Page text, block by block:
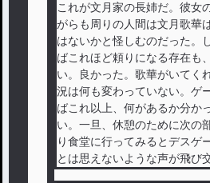
これが文月家の長姉だ。彼女
がらも周りの人間は文月歌華
はないかと怪しむのだった。
ばこれほど頼りになる存在も
い。良かった。歌華がいてく
況は何も変わっていない。ゲ
ばこれ以上、何があるか分か
い。一旦、休憩のために次
り食堂に行ってみるとデスゲ
とは思えないような声が飛び